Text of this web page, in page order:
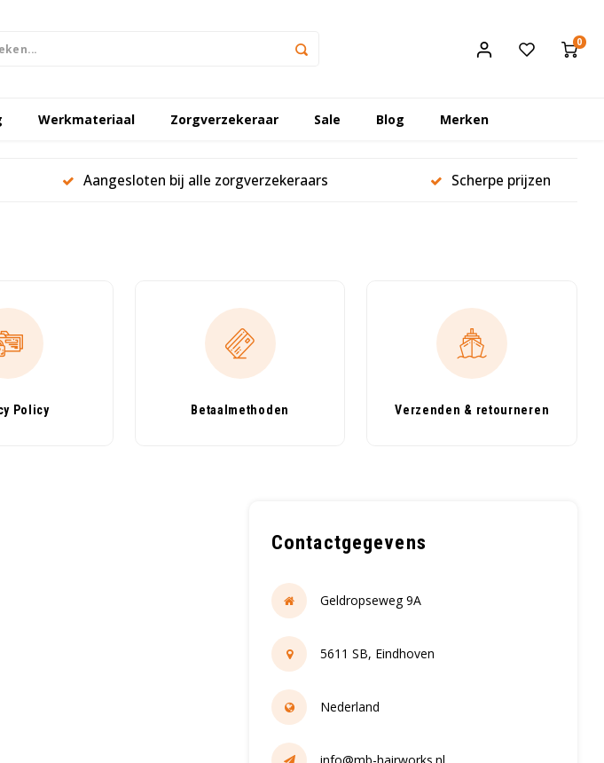
0
Werkmateriaal Zorgverzekeraar Sale Blog Merken
Aangesloten bij alle zorgverzekeraars Scherpe prijzen
Policy Betaalmethoden Verzenden & retourneren
Contactgegevens
Geldropseweg 9A
5611 SB, Eindhoven
Nederland